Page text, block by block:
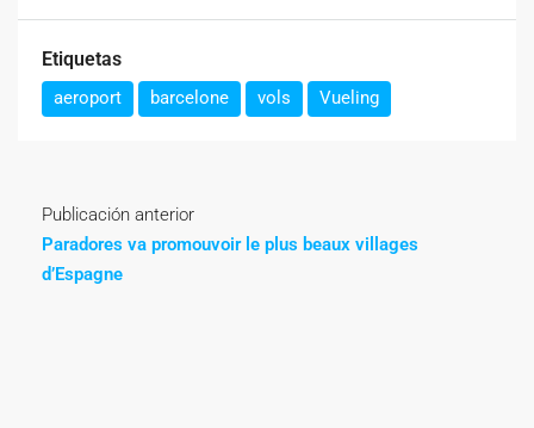
Etiquetas
aeroport barcelone vols Vueling
Publicación anterior
Paradores va promouvoir le plus beaux villages
d’Espagne